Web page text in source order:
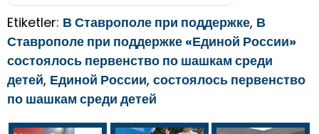
Etiketler: В Ставрополе при поддержке, В
Ставрополе при поддержке «Единой России»
состоялось первенство по шашкам среди
детей, Единой России, состоялось первенство
по шашкам среди детей